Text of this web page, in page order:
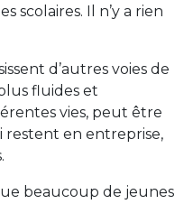
scolaires. Il n’y a rien
d’autres voies de
fluides et
vies, peut être
en entreprise,
beaucoup de jeunes